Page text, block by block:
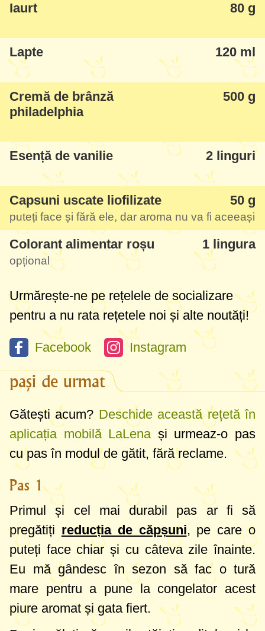
Iaurt 80 g
Lapte 120 ml
Cremă de brânză
philadelphia
500 g
Esență de vanilie 2 linguri
Capsuni uscate liofilizate 50 g
puteți face și fără ele, dar aroma nu va fi aceeași
Colorant alimentar roșu 1 lingura
opțional
Urmărește-ne pe rețelele de socializare
pentru a nu rata rețetele noi și alte noutăți!
Facebook Instagram
pași de urmat
Gătești acum? Deschide această rețetă în
aplicația mobilă LaLenași urmeaz-o pas
cu pas în modul de gătit, fără reclame.
Pas 1
Primul și cel mai durabil pas ar fi să
pregătiți reducția de căpșuni, pe care o
puteți face chiar și cu câteva zile înainte.
Eu mă gândesc în sezon să fac o tură
mare pentru a pune la congelator acest
piure aromat și gata fiert.